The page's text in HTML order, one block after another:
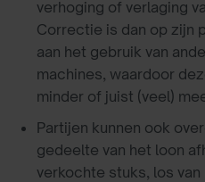
verhoging of verlaging
Correctie is dan op zijn
aan het gebruik van
machines, waardoor
minder of juist (veel)
Partijen kunnen ook
gedeelte van het loon
verkochte stuks, los